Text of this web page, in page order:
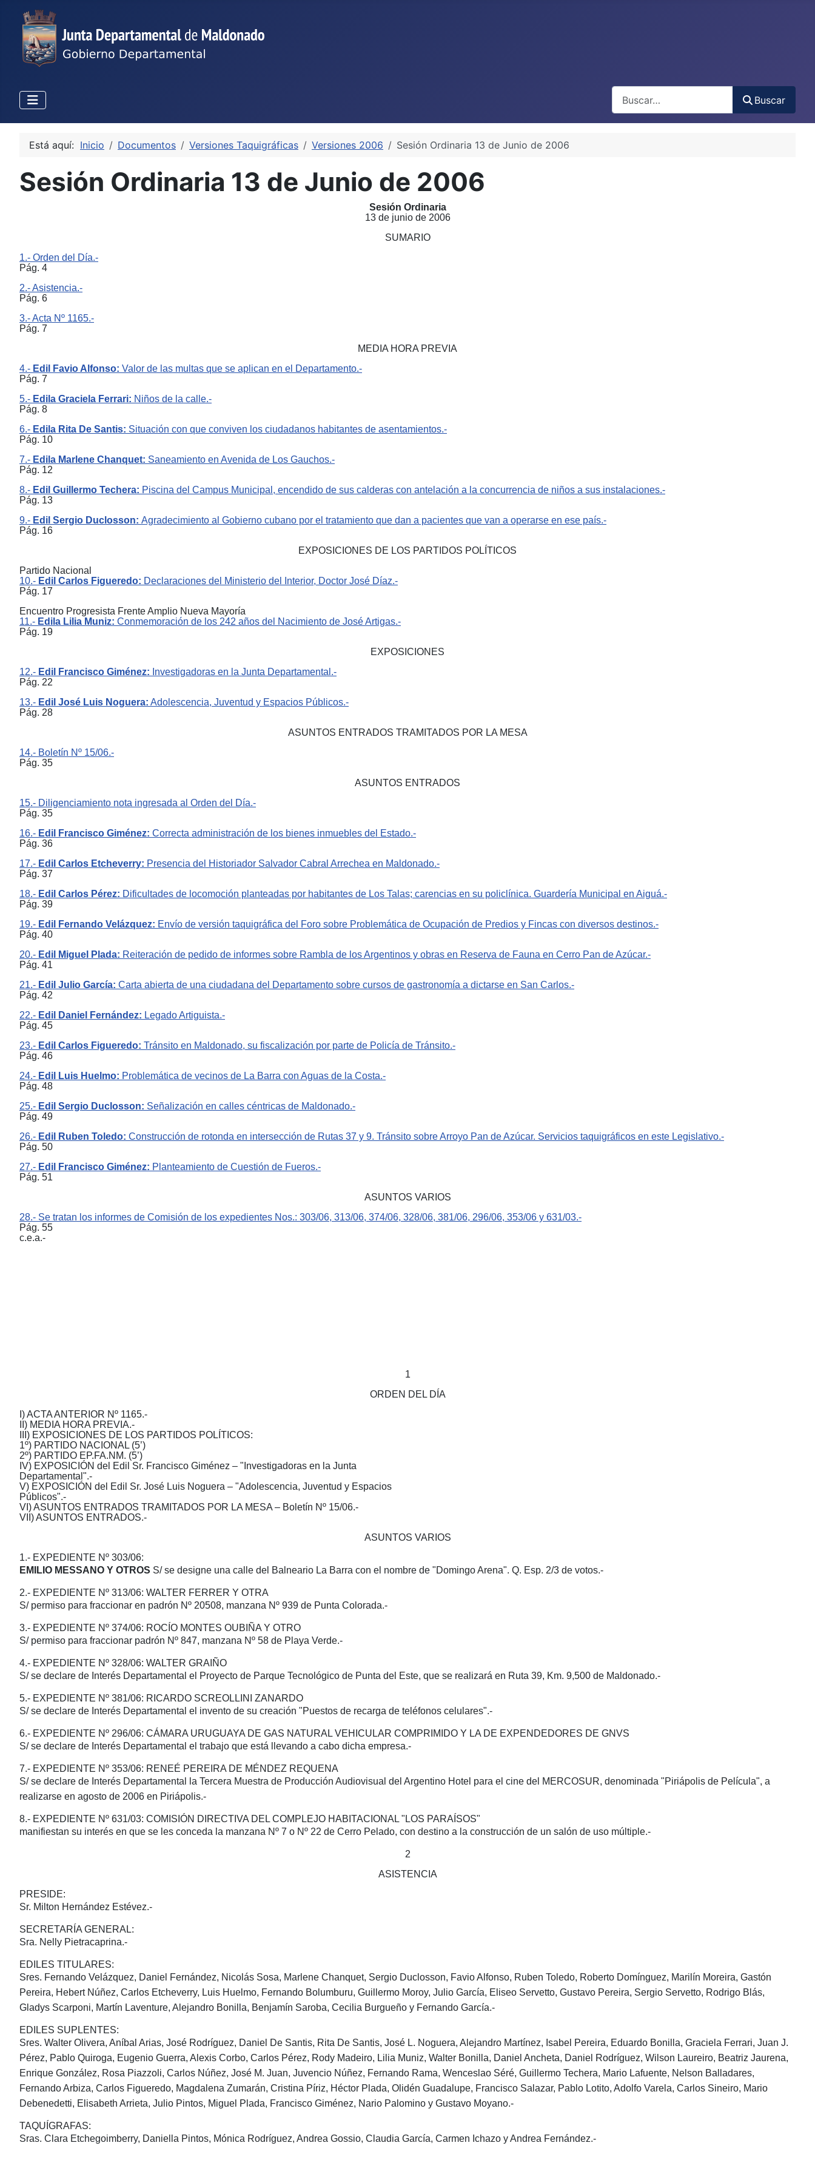
Buscar
Está aquí: Inicio Documentos Versiones Taquigráficas Versiones 2006 Sesión Ordinaria 13 de Junio de 2006
Sesión Ordinaria 13 de Junio de 2006
Sesión Ordinaria
13 de junio de 2006
SUMARIO
1.- Orden del Día.-
Pág. 4
2.- Asistencia.-
Pág. 6
3.- Acta Nº 1165.-
Pág. 7
MEDIA HORA PREVIA
4.- Edil Favio Alfonso: Valor de las multas que se aplican en el Departamento.-
Pág. 7
5.- Edila Graciela Ferrari: Niños de la calle.-
Pág. 8
6.- Edila Rita De Santis: Situación con que conviven los ciudadanos habitantes de asentamientos.-
Pág. 10
7.- Edila Marlene Chanquet: Saneamiento en Avenida de Los Gauchos.-
Pág. 12
8.- Edil Guillermo Techera: Piscina del Campus Municipal, encendido de sus calderas con antelación a la concurrencia de niños a sus instalaciones.-
Pág. 13
9.- Edil Sergio Duclosson: Agradecimiento al Gobierno cubano por el tratamiento que dan a pacientes que van a operarse en ese país.-
Pág. 16
EXPOSICIONES DE LOS PARTIDOS POLÍTICOS
Partido Nacional
10.- Edil Carlos Figueredo: Declaraciones del Ministerio del Interior, Doctor José Díaz.-
Pág. 17
Encuentro Progresista Frente Amplio Nueva Mayoría
11.- Edila Lilia Muniz: Conmemoración de los 242 años del Nacimiento de José Artigas.-
Pág. 19
EXPOSICIONES
12.- Edil Francisco Giménez: Investigadoras en la Junta Departamental.-
Pág. 22
13.- Edil José Luis Noguera: Adolescencia, Juventud y Espacios Públicos.-
Pág. 28
ASUNTOS ENTRADOS TRAMITADOS POR LA MESA
14.- Boletín Nº 15/06.-
Pág. 35
ASUNTOS ENTRADOS
15.- Diligenciamiento nota ingresada al Orden del Día.-
Pág. 35
16.- Edil Francisco Giménez: Correcta administración de los bienes inmuebles del Estado.-
Pág. 36
17.- Edil Carlos Etcheverry: Presencia del Historiador Salvador Cabral Arrechea en Maldonado.-
Pág. 37
18.- Edil Carlos Pérez: Dificultades de locomoción planteadas por habitantes de Los Talas; carencias en su policlínica. Guardería Municipal en Aiguá.-
Pág. 39
19.- Edil Fernando Velázquez: Envío de versión taquigráfica del Foro sobre Problemática de Ocupación de Predios y Fincas con diversos destinos.-
Pág. 40
20.- Edil Miguel Plada: Reiteración de pedido de informes sobre Rambla de los Argentinos y obras en Reserva de Fauna en Cerro Pan de Azúcar.-
Pág. 41
21.- Edil Julio García: Carta abierta de una ciudadana del Departamento sobre cursos de gastronomía a dictarse en San Carlos.-
Pág. 42
22.- Edil Daniel Fernández: Legado Artiguista.-
Pág. 45
23.- Edil Carlos Figueredo: Tránsito en Maldonado, su fiscalización por parte de Policía de Tránsito.-
Pág. 46
24.- Edil Luis Huelmo: Problemática de vecinos de La Barra con Aguas de la Costa.-
Pág. 48
25.- Edil Sergio Duclosson: Señalización en calles céntricas de Maldonado.-
Pág. 49
26.- Edil Ruben Toledo: Construcción de rotonda en intersección de Rutas 37 y 9. Tránsito sobre Arroyo Pan de Azúcar. Servicios taquigráficos en este Legislativo.-
Pág. 50
27.- Edil Francisco Giménez: Planteamiento de Cuestión de Fueros.-
Pág. 51
ASUNTOS VARIOS
28.- Se tratan los informes de Comisión de los expedientes Nos.: 303/06, 313/06, 374/06, 328/06, 381/06, 296/06, 353/06 y 631/03.-
Pág. 55
c.e.a.-
1
ORDEN DEL DÍA
I) ACTA ANTERIOR Nº 1165.-
II) MEDIA HORA PREVIA.-
III) EXPOSICIONES DE LOS PARTIDOS POLÍTICOS:
1º) PARTIDO NACIONAL (5’)
2º) PARTIDO EP.FA.NM. (5’)
IV) EXPOSICIÓN del Edil Sr. Francisco Giménez – "Investigadoras en la Junta
Departamental".-
V) EXPOSICIÓN del Edil Sr. José Luis Noguera – "Adolescencia, Juventud y Espacios
Públicos".-
VI) ASUNTOS ENTRADOS TRAMITADOS POR LA MESA – Boletín Nº 15/06.-
VII) ASUNTOS ENTRADOS.-
ASUNTOS VARIOS
1.- EXPEDIENTE Nº 303/06:
EMILIO MESSANO Y OTROS S/ se designe una calle del Balneario La Barra con el nombre de "Domingo Arena". Q. Esp. 2/3 de votos.-
2.- EXPEDIENTE Nº 313/06: WALTER FERRER Y OTRA
S/ permiso para fraccionar en padrón Nº 20508, manzana Nº 939 de Punta Colorada.-
3.- EXPEDIENTE Nº 374/06: ROCÍO MONTES OUBIÑA Y OTRO
S/ permiso para fraccionar padrón Nº 847, manzana Nº 58 de Playa Verde.-
4.- EXPEDIENTE Nº 328/06: WALTER GRAIÑO
S/ se declare de Interés Departamental el Proyecto de Parque Tecnológico de Punta del Este, que se realizará en Ruta 39, Km. 9,500 de Maldonado.-
5.- EXPEDIENTE Nº 381/06: RICARDO SCREOLLINI ZANARDO
S/ se declare de Interés Departamental el invento de su creación "Puestos de recarga de teléfonos celulares".-
6.- EXPEDIENTE Nº 296/06: CÁMARA URUGUAYA DE GAS NATURAL VEHICULAR COMPRIMIDO Y LA DE EXPENDEDORES DE GNVS
S/ se declare de Interés Departamental el trabajo que está llevando a cabo dicha empresa.-
7.- EXPEDIENTE Nº 353/06: RENEÉ PEREIRA DE MÉNDEZ REQUENA
S/ se declare de Interés Departamental la Tercera Muestra de Producción Audiovisual del Argentino Hotel para el cine del MERCOSUR, denominada "Piriápolis de Película", a
realizarse en agosto de 2006 en Piriápolis.-
8.- EXPEDIENTE Nº 631/03: COMISIÓN DIRECTIVA DEL COMPLEJO HABITACIONAL "LOS PARAÍSOS"
manifiestan su interés en que se les conceda la manzana Nº 7 o Nº 22 de Cerro Pelado, con destino a la construcción de un salón de uso múltiple.-
2
ASISTENCIA
PRESIDE:
Sr. Milton Hernández Estévez.-
SECRETARÍA GENERAL:
Sra. Nelly Pietracaprina.-
EDILES TITULARES:
Sres. Fernando Velázquez, Daniel Fernández, Nicolás Sosa, Marlene Chanquet, Sergio Duclosson, Favio Alfonso, Ruben Toledo, Roberto Domínguez, Marilín Moreira, Gastón
Pereira, Hebert Núñez, Carlos Etcheverry, Luis Huelmo, Fernando Bolumburu, Guillermo Moroy, Julio García, Eliseo Servetto, Gustavo Pereira, Sergio Servetto, Rodrigo Blás,
Gladys Scarponi, Martín Laventure, Alejandro Bonilla, Benjamín Saroba, Cecilia Burgueño y Fernando García.-
EDILES SUPLENTES:
Sres. Walter Olivera, Aníbal Arias, José Rodríguez, Daniel De Santis, Rita De Santis, José L. Noguera, Alejandro Martínez, Isabel Pereira, Eduardo Bonilla, Graciela Ferrari, Juan J.
Pérez, Pablo Quiroga, Eugenio Guerra, Alexis Corbo, Carlos Pérez, Rody Madeiro, Lilia Muniz, Walter Bonilla, Daniel Ancheta, Daniel Rodríguez, Wilson Laureiro, Beatriz Jaurena,
Enrique González, Rosa Piazzoli, Carlos Núñez, José M. Juan, Juvencio Núñez, Fernando Rama, Wenceslao Séré, Guillermo Techera, Mario Lafuente, Nelson Balladares,
Fernando Arbiza, Carlos Figueredo, Magdalena Zumarán, Cristina Píriz, Héctor Plada, Olidén Guadalupe, Francisco Salazar, Pablo Lotito, Adolfo Varela, Carlos Sineiro, Mario
Debenedetti, Elisabeth Arrieta, Julio Pintos, Miguel Plada, Francisco Giménez, Nario Palomino y Gustavo Moyano.-
TAQUÍGRAFAS:
Sras. Clara Etchegoimberry, Daniella Pintos, Mónica Rodríguez, Andrea Gossio, Claudia García, Carmen Ichazo y Andrea Fernández.-